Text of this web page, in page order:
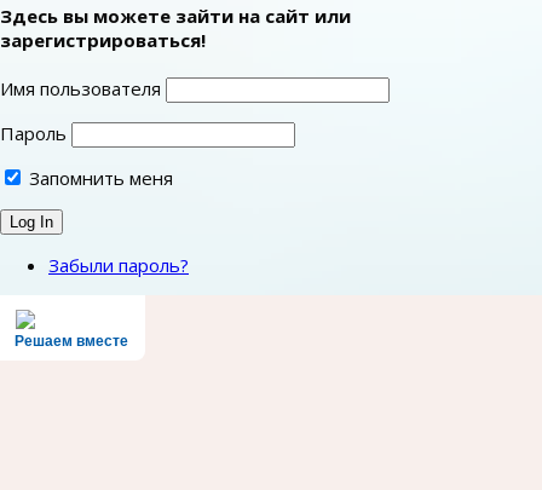
Здесь вы можете зайти на сайт или
зарегистрироваться!
Имя пользователя
Пароль
Запомнить меня
Забыли пароль?
Решаем вместе